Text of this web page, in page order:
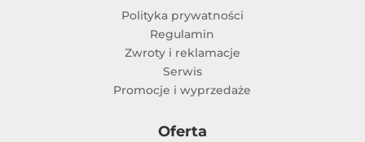
Polityka prywatności
Regulamin
Zwroty i reklamacje
Serwis
Promocje i wyprzedaże
Oferta